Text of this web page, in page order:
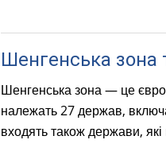
Шенгенська
Шенгенська зона — це
належать 27 держав,
входять також держави,